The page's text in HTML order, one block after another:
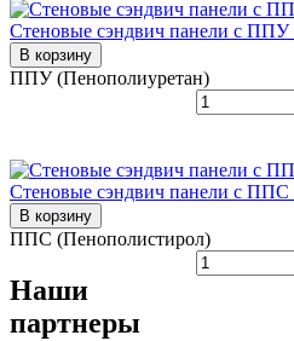
Стеновые сэндвич панели с
В корзину
ППУ (Пенополиуретан)
Стеновые сэндвич панели с
В корзину
ППС (Пенополистирол)
Наши
партнеры